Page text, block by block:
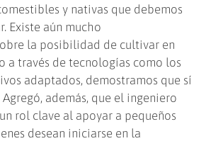
y nativas que debemos
Existe aún mucho
la posibilidad de cultivar en
a través de tecnologías como los
adaptados, demostramos que sí
Agregó, además, que el ingeniero
rol clave al apoyar a pequeños
desean iniciarse en la